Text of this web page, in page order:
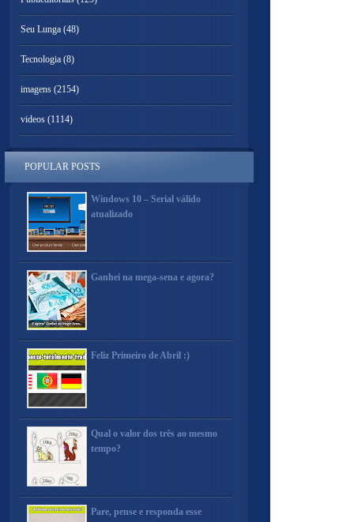
Seu Lunga (48)
Tecnologia (8)
imagens (2154)
videos (1114)
POPULAR POSTS
Windows 10 – Serial válido
atualizado
Ganhei na mega-sena e agora?
Feliz Primeiro de Abril :)
Qual o valor dos três ao mesmo
tempo?
Pare, pense e responda esse